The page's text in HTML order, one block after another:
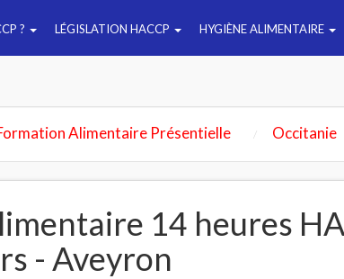
? LÉGISLATION HACCP HYGIÈNE ALIMENTAIRE
Alimentaire Présentielle Occitanie
14 heures
- Aveyron